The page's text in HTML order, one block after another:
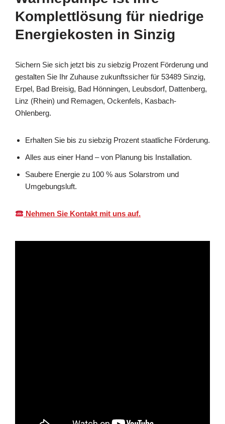
Komplettlösung für niedrige
Energiekosten in Sinzig
Sichern Sie sich jetzt bis zu siebzig Prozent Förderung und
gestalten Sie Ihr Zuhause zukunftssicher für 53489 Sinzig,
Erpel, Bad Breisig, Bad Hönningen, Leubsdorf, Dattenberg,
Linz (Rhein) und Remagen, Ockenfels, Kasbach-
Ohlenberg.
Erhalten Sie bis zu siebzig Prozent staatliche Förderung.
Alles aus einer Hand – von Planung bis Installation.
Saubere Energie zu 100 % aus Solarstrom und
Umgebungsluft.
Nehmen Sie Kontakt mit uns auf.